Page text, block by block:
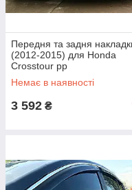
Передня та задня
(2012-2015) для Honda
Crosstour рр
Немає в наявності
3 592 ₴